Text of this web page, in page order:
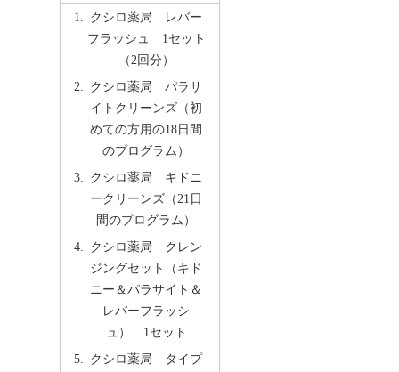
クシロ薬局 レバー
フラッシュ 1セット
（2回分）
クシロ薬局 パラサ
イトクリーンズ（初
めての方用の18日間
のプログラム）
クシロ薬局 キドニ
ークリーンズ（21日
間のプログラム）
クシロ薬局 クレン
ジングセット（キド
ニー＆パラサイト＆
レバーフラッシ
ュ） 1セット
クシロ薬局 タイプ